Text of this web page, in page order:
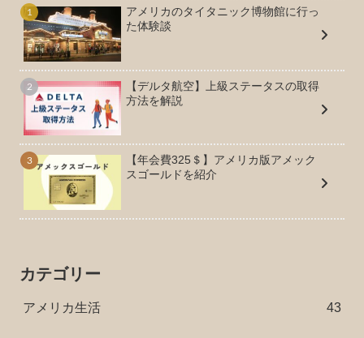
アメリカのタイタニック博物館に行っ
た体験談
【デルタ航空】上級ステータスの取得
方法を解説
【年会費325＄】アメリカ版アメック
スゴールドを紹介
カテゴリー
アメリカ生活 43